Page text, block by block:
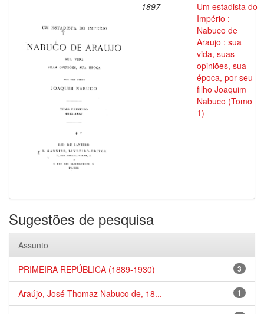
1897
Um estadista do
Império :
Nabuco de
Araujo : sua
vida, suas
opiniões, sua
época, por seu
filho Joaquim
Nabuco (Tomo
1)
Sugestões de pesquisa
Assunto
3
PRIMEIRA REPÚBLICA (1889-1930)
1
Araújo, José Thomaz Nabuco de, 18...